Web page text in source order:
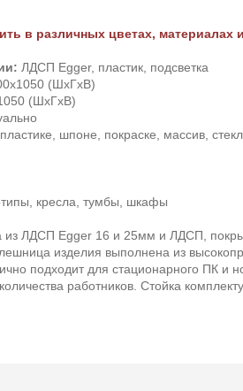
в различных цветах, материалах
ЛДСП Egger, пластик, подсветка
(ШхГхВ)
(ШхГхВ)
шпоне, покраске, массив,
кресла, тумбы, шкафы
из ЛДСП Egger 16 и 25мм и ЛДСП,
изделия выполнена из
подходит для стационарного ПК и
работников. Стойка